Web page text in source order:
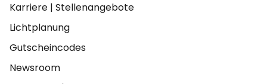
Karriere | Stellenangebote
Lichtplanung
Gutscheincodes
Newsroom